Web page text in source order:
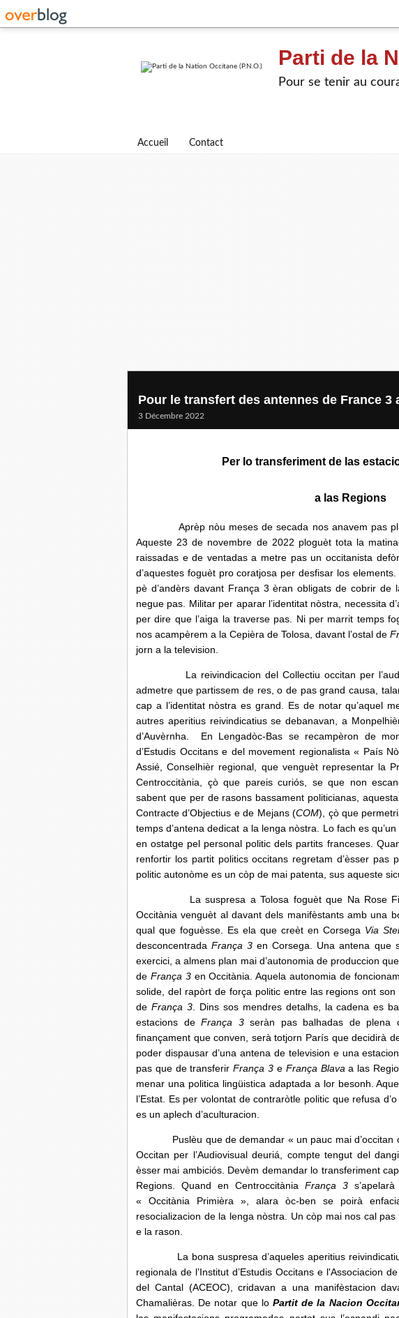
Parti de la
Pour se tenir au
Accueil Contact
Pour le transfert des antennes de France 3
3 Décembre 2022
Per lo transferiment de las
a las Regions
Aprèp nòu meses de secada nos anavem pas
Aqueste 23 de novembre de 2022 ploguèt tota la
raissadas e de ventadas a metre pas un occitanista
d’aquestes foguèt pro coratjosa per desfisar los
pè d’andèrs davant França 3 èran obligats de cobrir de
negue pas. Militar per aparar l’identitat nòstra, necessita
per dire que l’aiga la traverse pas. Ni per marrit temps
nos acampèrem a la Cepièra de Tolosa, davant l’ostal de
jorn a la television.
La reivindicacion del Collectiu occitan per
admetre que partissem de res, o de pas grand causa,
cap a l’identitat nòstra es grand. Es de notar qu’aquel
autres aperitius reivindicatius se debanavan, a
d’Auvèrnha. En Lengadòc-Bas se recampèron de
d’Estudis Occitans e del movement regionalista « País
Assié, Conselhièr regional, que venguèt representar la
Centroccitània, çò que pareis curiós, se que non
sabent que per de rasons bassament politicianas,
Contracte d’Objectius e de Mejans (COM), çò que
temps d’antena dedicat a la lenga nòstra. Lo fach es
en ostatge pel personal politic dels partits franceses.
renfortir los partit politics occitans regretam d’èsser pas
politic autonòme es un còp de mai patenta, sus aqueste
La suspresa a Tolosa foguèt que Na Rose
Occitània venguèt al davant dels manifèstants amb una
qual que foguèsse. Es ela que creèt en Corsega Via
desconcentradaFrança 3 en Corsega. Una antena que
exercici, a almens plan mai d’autonomia de produccion
de França 3en Occitània. Aquela autonomia de
solide, del rapòrt de força politic entre las regions ont
de França 3. Dins sos mendres detalhs, la cadena es
estacions de França 3seràn pas balhadas de plena
finançament que conven, serà totjorn París que decidirà
poder dispausar d’una antena de television e una
pas que de transferirFrança 3 e França Blavaa las
menar una politica lingüistica adaptada a lor besonh.
l’Estat. Es per volontat de contraròtle politic que refusa
es un aplech d’aculturacion.
Puslèu que de demandar « un pauc mai d’occitan
Occitan per l’Audiovisual deuriá, compte tengut del
èsser mai ambiciós. Devèm demandar lo transferiment
Regions. Quand en Centroccitània França 3
« Occitània Primièra », alara òc-ben se poirà
resocializacion de la lenga nòstra. Un còp mai nos cal
e la rason.
La bona suspresa d’aqueles aperitius reivindicatius
regionala de l’Institut d’Estudis Occitans e l'Associacion
del Cantal (ACEOC), cridavan a una manifèstacion
Chamalièras. De notar que lo Partit de la Nacion